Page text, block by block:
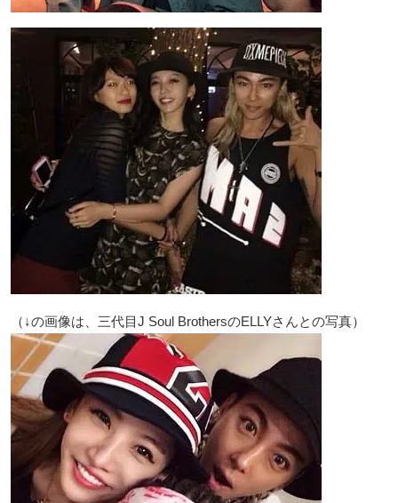
（↓の画像は、三代目J Soul BrothersのELLYさんとの写真）